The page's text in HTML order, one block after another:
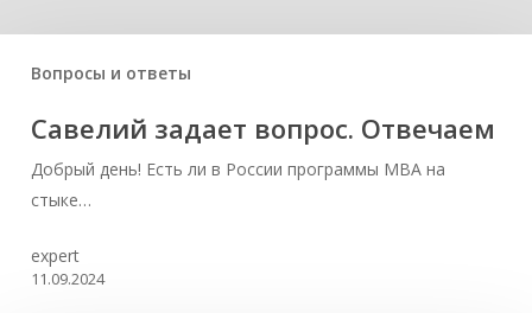
Вопросы и ответы
Савелий задает вопрос. Отвечаем
Добрый день! Есть ли в России программы MBA на
стыке…
expert
11.09.2024